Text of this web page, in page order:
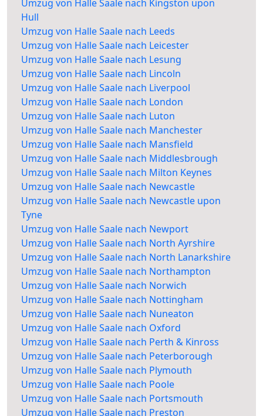
Umzug von Halle Saale nach Kingston upon
Hull
Umzug von Halle Saale nach Leeds
Umzug von Halle Saale nach Leicester
Umzug von Halle Saale nach Lesung
Umzug von Halle Saale nach Lincoln
Umzug von Halle Saale nach Liverpool
Umzug von Halle Saale nach London
Umzug von Halle Saale nach Luton
Umzug von Halle Saale nach Manchester
Umzug von Halle Saale nach Mansfield
Umzug von Halle Saale nach Middlesbrough
Umzug von Halle Saale nach Milton Keynes
Umzug von Halle Saale nach Newcastle
Umzug von Halle Saale nach Newcastle upon
Tyne
Umzug von Halle Saale nach Newport
Umzug von Halle Saale nach North Ayrshire
Umzug von Halle Saale nach North Lanarkshire
Umzug von Halle Saale nach Northampton
Umzug von Halle Saale nach Norwich
Umzug von Halle Saale nach Nottingham
Umzug von Halle Saale nach Nuneaton
Umzug von Halle Saale nach Oxford
Umzug von Halle Saale nach Perth & Kinross
Umzug von Halle Saale nach Peterborough
Umzug von Halle Saale nach Plymouth
Umzug von Halle Saale nach Poole
Umzug von Halle Saale nach Portsmouth
Umzug von Halle Saale nach Preston